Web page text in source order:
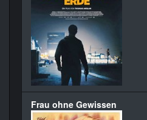
Frau ohne Gewissen